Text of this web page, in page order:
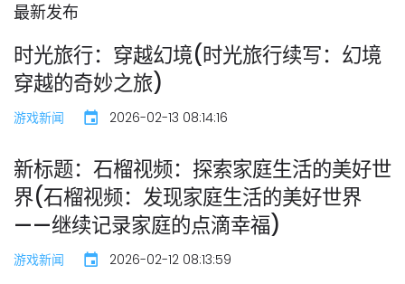
最新发布
时光旅行：穿越幻境(时光旅行续写：幻境
穿越的奇妙之旅)
游戏新闻 2026-02-13 08:14:16
新标题：石榴视频：探索家庭生活的美好世
界(石榴视频：发现家庭生活的美好世界
——继续记录家庭的点滴幸福)
游戏新闻 2026-02-12 08:13:59